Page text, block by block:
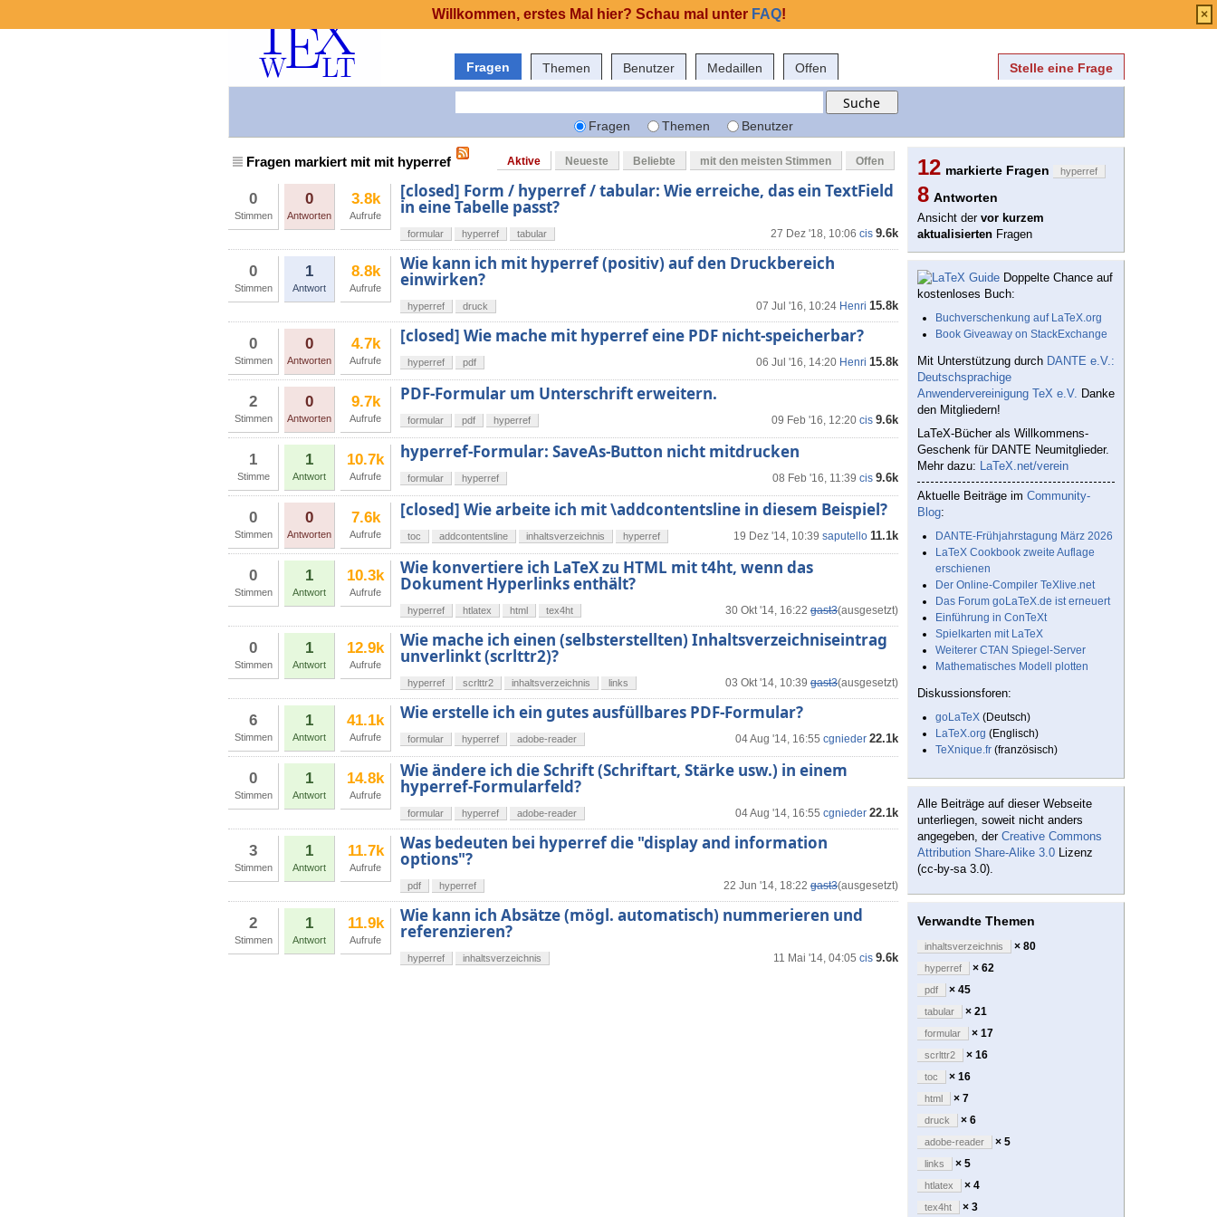
Fragen Themen Benutzer Medaillen Offen Stelle eine Frage
Fragen Themen Benutzer
Fragen markiert mit mit hyperref Aktive Neueste Beliebte mit den meisten Stimmen Offen
0
Stimmen
0
Antworten
3.8k
Aufrufe
[closed] Form / hyperref / tabular: Wie erreiche, das ein TextField
in eine Tabelle passt?
27 Dez '18, 10:06 cis 9.6k
formular hyperref tabular
0
Stimmen
1
Antwort
8.8k
Aufrufe
Wie kann ich mit hyperref (positiv) auf den Druckbereich
einwirken?
07 Jul '16, 10:24 Henri 15.8k
hyperref druck
0
Stimmen
0
Antworten
4.7k
Aufrufe
[closed] Wie mache mit hyperref eine PDF nicht-speicherbar?
06 Jul '16, 14:20 Henri 15.8k
hyperref pdf
2
Stimmen
0
Antworten
9.7k
Aufrufe
PDF-Formular um Unterschrift erweitern.
09 Feb '16, 12:20 cis 9.6k
formular pdf hyperref
1
Stimme
1
Antwort
10.7k
Aufrufe
hyperref-Formular: SaveAs-Button nicht mitdrucken
08 Feb '16, 11:39 cis 9.6k
formular hyperref
0
Stimmen
0
Antworten
7.6k
Aufrufe
[closed] Wie arbeite ich mit \addcontentsline in diesem Beispiel?
19 Dez '14, 10:39 saputello 11.1k
toc addcontentsline inhaltsverzeichnis hyperref
0
Stimmen
1
Antwort
10.3k
Aufrufe
Wie konvertiere ich LaTeX zu HTML mit t4ht, wenn das
Dokument Hyperlinks enthält?
30 Okt '14, 16:22 gast3(ausgesetzt)
hyperref htlatex html tex4ht
0
Stimmen
1
Antwort
12.9k
Aufrufe
Wie mache ich einen (selbsterstellten) Inhaltsverzeichniseintrag
unverlinkt (scrlttr2)?
03 Okt '14, 10:39 gast3(ausgesetzt)
hyperref scrlttr2 inhaltsverzeichnis links
6
Stimmen
1
Antwort
41.1k
Aufrufe
Wie erstelle ich ein gutes ausfüllbares PDF-Formular?
04 Aug '14, 16:55 cgnieder 22.1k
formular hyperref adobe-reader
0
Stimmen
1
Antwort
14.8k
Aufrufe
Wie ändere ich die Schrift (Schriftart, Stärke usw.) in einem
hyperref-Formularfeld?
04 Aug '14, 16:55 cgnieder 22.1k
formular hyperref adobe-reader
3
Stimmen
1
Antwort
11.7k
Aufrufe
Was bedeuten bei hyperref die "display and information
options"?
22 Jun '14, 18:22 gast3(ausgesetzt)
pdf hyperref
2
Stimmen
1
Antwort
11.9k
Aufrufe
Wie kann ich Absätze (mögl. automatisch) nummerieren und
referenzieren?
11 Mai '14, 04:05 cis 9.6k
hyperref inhaltsverzeichnis
12 markierte Fragen hyperref
8 Antworten
Ansicht der vor kurzem
aktualisierten Fragen
Doppelte Chance auf
kostenloses Buch:
Buchverschenkung auf LaTeX.org
Book Giveaway on StackExchange
Mit Unterstützung durch DANTE e.V.:
Deutschsprachige
Anwendervereinigung TeX e.V. Danke
den Mitgliedern!
LaTeX-Bücher als Willkommens-
Geschenk für DANTE Neumitglieder.
Mehr dazu: LaTeX.net/verein
Aktuelle Beiträge im Community-
Blog:
DANTE-Frühjahrstagung März 2026
LaTeX Cookbook zweite Auflage
erschienen
Der Online-Compiler TeXlive.net
Das Forum goLaTeX.de ist erneuert
Einführung in ConTeXt
Spielkarten mit LaTeX
Weiterer CTAN Spiegel-Server
Mathematisches Modell plotten
Diskussionsforen:
goLaTeX (Deutsch)
LaTeX.org (Englisch)
TeXnique.fr (französisch)
Alle Beiträge auf dieser Webseite
unterliegen, soweit nicht anders
angegeben, der Creative Commons
Attribution Share-Alike 3.0 Lizenz
(cc-by-sa 3.0).
Verwandte Themen
inhaltsverzeichnis × 80
hyperref × 62
pdf × 45
tabular × 21
formular × 17
scrlttr2 × 16
toc × 16
html × 7
druck × 6
adobe-reader × 5
links × 5
htlatex × 4
tex4ht × 3
Willkommen, erstes Mal hier? Schau mal unter FAQ! ×